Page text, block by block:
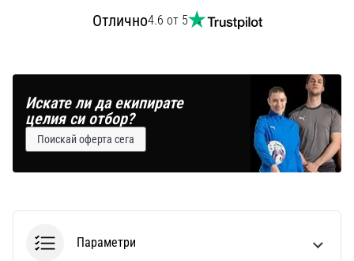
Отлично4.6 от 5
Искате ли да екипирате
целия си отбор?
Поискай оферта сега
Параметри